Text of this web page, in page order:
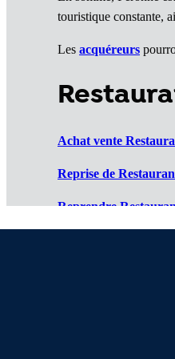
touristique constante,
Les acquéreurs
Achat vente
Reprise de
Reprendre